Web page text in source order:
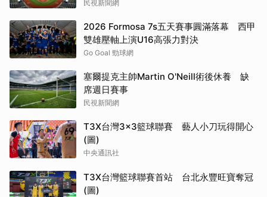
民視新聞網
2026 Formosa 7s五天賽事圓滿落幕 西甲
雙雄壓軸上演U16高張力對決
Go Goal 勁球網
塞爾提克主帥Martin O'Neill術後休養 缺
席週日賽事
民視新聞網
T3X台灣3x3籃球聯賽 藝人小刀玩得開心
(圖)
中央通訊社
T3X台灣籃球聯賽首站 台北永豐旺寶奪冠
(圖)